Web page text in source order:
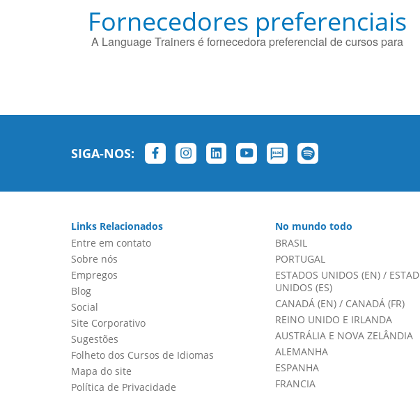
Fornecedores preferenciais
A Language Trainers é fornecedora preferencial de cursos para
SIGA-NOS:
Links Relacionados
Entre em contato
Sobre nós
Empregos
Blog
Social
Site Corporativo
Sugestões
Folheto dos Cursos de Idiomas
Mapa do site
Política de Privacidade
No mundo todo
BRASIL
PORTUGAL
ESTADOS UNIDOS (EN)/
UNIDOS (ES)
CANADÁ (EN)/ CANADÁ (FR)
REINO UNIDO E IRLANDA
AUSTRÁLIA E NOVA ZELÂNDIA
ALEMANHA
ESPANHA
FRANCIA